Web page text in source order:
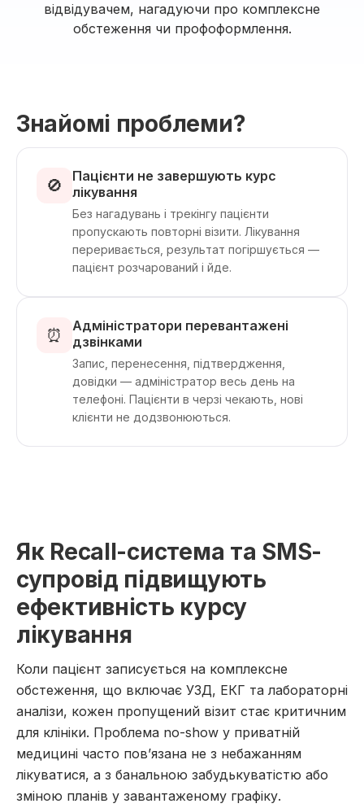
відвідувачем, нагадуючи про комплексне
обстеження чи профоформлення.
Знайомі проблеми?
🚫
Пацієнти не завершують курс
лікування
Без нагадувань і трекінгу пацієнти
пропускають повторні візити. Лікування
переривається, результат погіршується —
пацієнт розчарований і йде.
⏰
Адміністратори перевантажені
дзвінками
Запис, перенесення, підтвердження,
довідки — адміністратор весь день на
телефоні. Пацієнти в черзі чекають, нові
клієнти не додзвонюються.
Як Recall-система та SMS-
супровід підвищують
ефективність курсу
лікування
Коли пацієнт записується на комплексне
обстеження, що включає УЗД, ЕКГ та лабораторні
аналізи, кожен пропущений візит стає критичним
для клініки. Проблема no-show у приватній
медицині часто пов’язана не з небажанням
лікуватися, а з банальною забудькуватістю або
зміною планів у завантаженому графіку.